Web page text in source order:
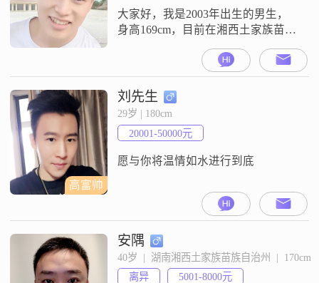
大家好，我是2003年出生的男生，
身高169cm，目前在湘西土家族苗族
元之间，学历是高中及以下
##3002##我的性格比较幽默风趣，
平时情绪也比较稳定，相处起来会
比较轻松##3002##在与人相处时，
我是一个比较有耐心的人，能做到
包容理解，也一直坚持相互尊重的
相处原则##3002#
高富帅
刘先生
29岁 | 180cm
20001-50000元
愿与你将温情如水进行到底
安隅
40岁  |  湖南湘西土家族苗族自治州  |  170cm
离异
5001-8000元